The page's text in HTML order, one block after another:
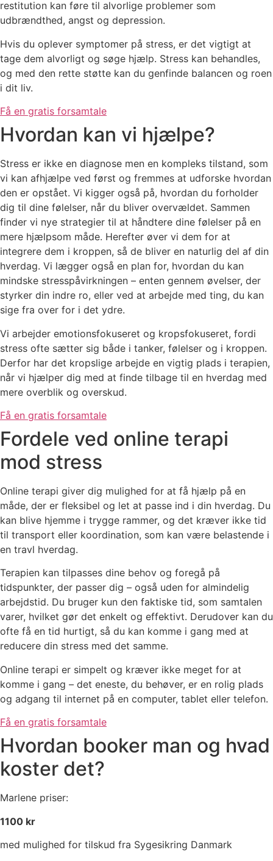
restitution kan føre til alvorlige problemer som
udbrændthed, angst og depression.
Hvis du oplever symptomer på stress, er det vigtigt at
tage dem alvorligt og søge hjælp. Stress kan behandles,
og med den rette støtte kan du genfinde balancen og roen
i dit liv.
Få en gratis forsamtale
Hvordan kan vi hjælpe?
Stress er ikke en diagnose men en kompleks tilstand, som
vi kan afhjælpe ved først og fremmes at udforske hvordan
den er opstået. Vi kigger også på, hvordan du forholder
dig til dine følelser, når du bliver overvældet. Sammen
finder vi nye strategier til at håndtere dine følelser på en
mere hjælpsom måde. Herefter øver vi dem for at
integrere dem i kroppen, så de bliver en naturlig del af din
hverdag. Vi lægger også en plan for, hvordan du kan
mindske stresspåvirkningen – enten gennem øvelser, der
styrker din indre ro, eller ved at arbejde med ting, du kan
sige fra over for i det ydre.
Vi arbejder emotionsfokuseret og kropsfokuseret, fordi
stress ofte sætter sig både i tanker, følelser og i kroppen.
Derfor har det kropslige arbejde en vigtig plads i terapien,
når vi hjælper dig med at finde tilbage til en hverdag med
mere overblik og overskud.
Få en gratis forsamtale
Fordele ved online terapi
mod stress
Online terapi giver dig mulighed for at få hjælp på en
måde, der er fleksibel og let at passe ind i din hverdag. Du
kan blive hjemme i trygge rammer, og det kræver ikke tid
til transport eller koordination, som kan være belastende i
en travl hverdag.
Terapien kan tilpasses dine behov og foregå på
tidspunkter, der passer dig – også uden for almindelig
arbejdstid. Du bruger kun den faktiske tid, som samtalen
varer, hvilket gør det enkelt og effektivt. Derudover kan du
ofte få en tid hurtigt, så du kan komme i gang med at
reducere din stress med det samme.
Online terapi er simpelt og kræver ikke meget for at
komme i gang – det eneste, du behøver, er en rolig plads
og adgang til internet på en computer, tablet eller telefon.
Få en gratis forsamtale
Hvordan booker man og hvad
koster det?
Marlene priser:
1100 kr
med mulighed for tilskud fra Sygesikring Danmark